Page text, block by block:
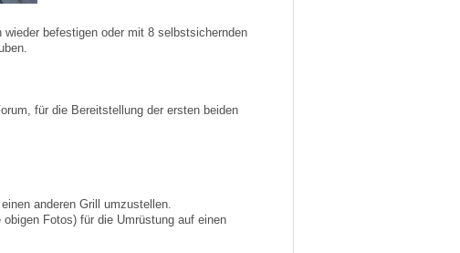
befestigen oder mit 8 selbstsichernden
für die Bereitstellung der ersten beiden
anderen Grill umzustellen.
Fotos) für die Umrüstung auf einen